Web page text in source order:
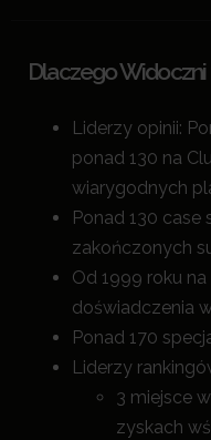
Dlaczego Widoczni
Liderzy opinii:
ponad 130 na
wiarygodnych
Ponad 130 case
zakończonych
Od 1999 roku
doświadczenia
Ponad 170
Liderzy
3 miejsce
zyskach